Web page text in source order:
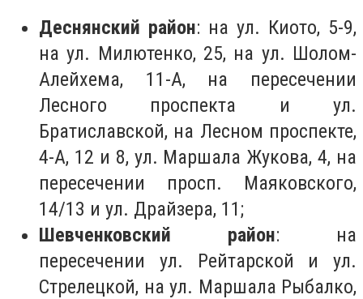
Деснянский район: на ул. Киото, 5-9,
на ул. Милютенко, 25, на ул. Шолом-
Алейхема, 11-А, на пересечении
Лесного проспекта и ул.
Братиславской, на Лесном проспекте,
4-А, 12 и 8, ул. Маршала Жукова, 4, на
пересечении просп. Маяковского,
14/13 и ул. Драйзера, 11;
Шевченковский район: на
пересечении ул. Рейтарской и ул.
Стрелецкой, на ул. Маршала Рыбалко,